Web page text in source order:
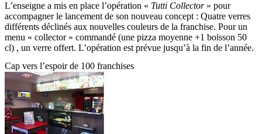
L’enseigne a mis en place l’opération « Tutti Collector » pour
accompagner le lancement de son nouveau concept : Quatre verres
différents déclinés aux nouvelles couleurs de la franchise. Pour un
menu « collector » commandé (une pizza moyenne +1 boisson 50
cl) , un verre offert. L’opération est prévue jusqu’à la fin de l’année.
Cap vers l’espoir de 100 franchises